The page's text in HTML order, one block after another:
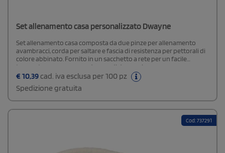
Set allenamento casa personalizzato Dwayne
Set allenamento casa composta da due pinze per allenamento
avambracci, corda per saltare e fascia di resistenza per pettorali di
colore abbinato. Fornito in un sacchetto a rete per un facile
trasporto e con una grande area di decorazione.
€ 10,39 cad. iva esclusa per 100 pz
Spedizione gratuita
Cod: 737291